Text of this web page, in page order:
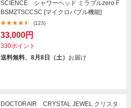
SCIENCE シャワーヘッド ミラブルzero F
BSMZTSCCSC [マイクロバブル機能]
(123)
33,000円
330ポイント
送料無料、8月8日（土） お届け
DOCTORAIR CRYSTAL JEWEL クリスタ